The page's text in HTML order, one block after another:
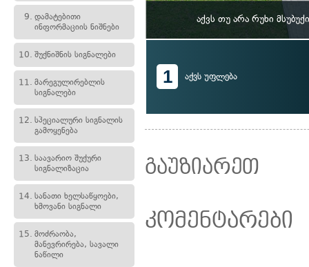
9. დამატებითი
ინფორმაციის ნიშნები
10. შუქნიშნის სიგნალები
11. მარეგულირებლის
სიგნალები
12. სპეციალური სიგნალის
გამოყენება
13. საავარიო შუქური
სიგნალიზაცია
14. სანათი ხელსაწყოები,
ხმოვანი სიგნალი
15. მოძრაობა,
მანევრირება, სავალი
ნაწილი
აქვს თუ არა რუხი
1 აქვს უფლება
გაუზიარეთ
კომენტარები